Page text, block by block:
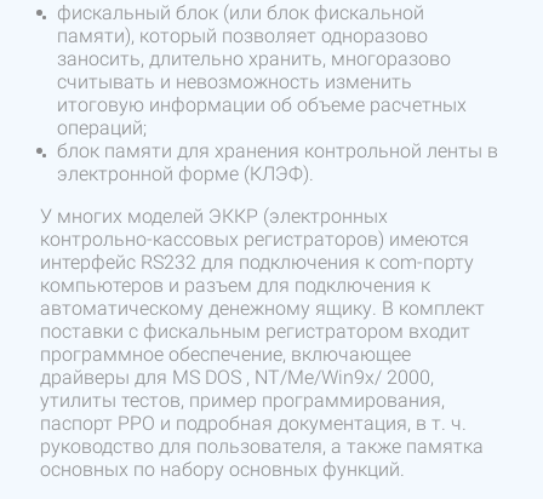
фискальный блок (или блок фискальной
памяти), который позволяет одноразово
заносить, длительно хранить, многоразово
считывать и невозможность изменить
итоговую информации об объеме расчетных
операций;
блок памяти для хранения контрольной ленты в
электронной форме (КЛЭФ).
У многих моделей ЭККР (электронных
контрольно-кассовых регистраторов) имеются
интерфейс RS232 для подключения к com-порту
компьютеров и разъем для подключения к
автоматическому денежному ящику. В комплект
поставки с фискальным регистратором входит
программное обеспечение, включающее
драйверы для MS DOS , NT/Me/Win9x/ 2000,
утилиты тестов, пример программирования,
паспорт РРО и подробная документация, в т. ч.
руководство для пользователя, а также памятка
основных по набору основных функций.